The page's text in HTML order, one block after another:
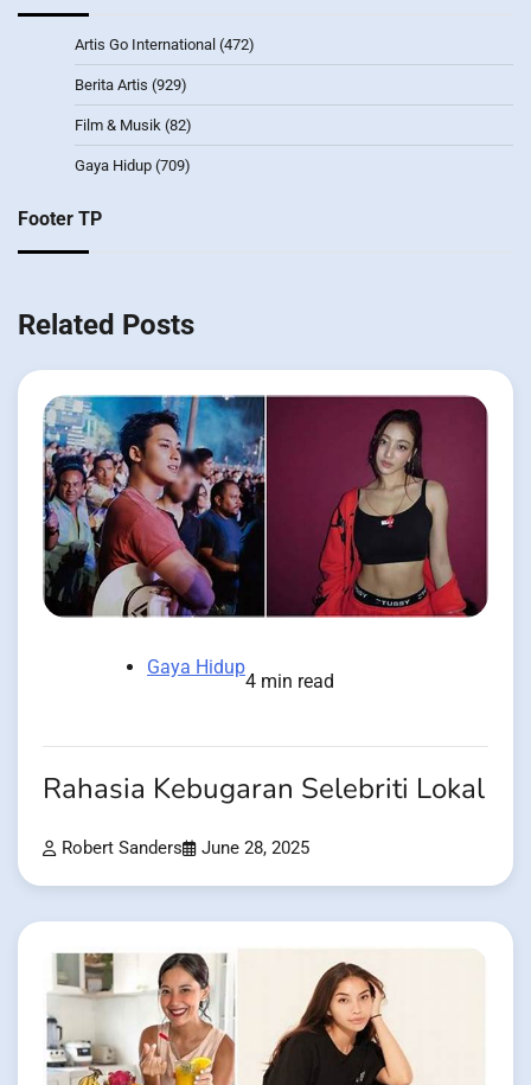
Artis Go International (472)
Berita Artis (929)
Film & Musik (82)
Gaya Hidup (709)
Footer TP
Related Posts
Gaya Hidup
4 min read
Rahasia Kebugaran Selebriti Lokal
Robert Sanders June 28, 2025